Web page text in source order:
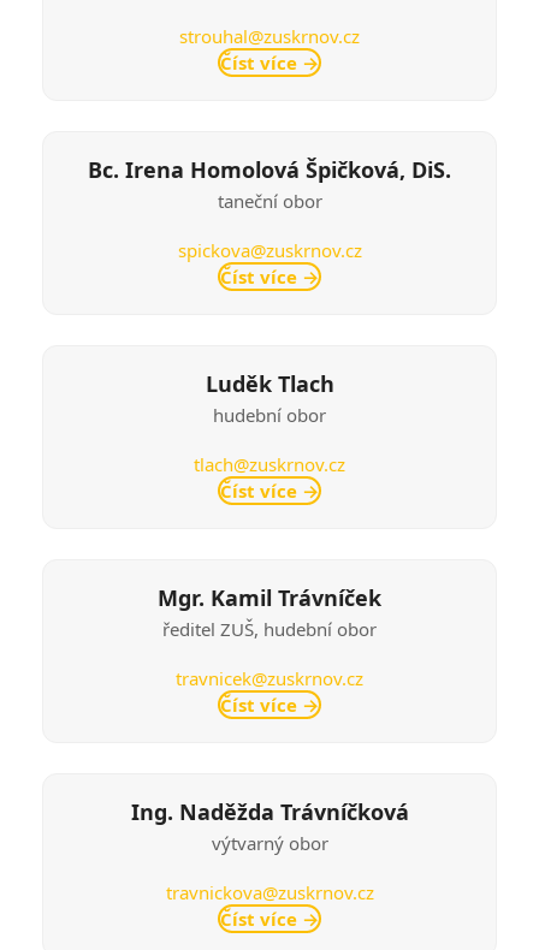
strouhal@zuskrnov.cz
Číst více →
Bc. Irena Homolová Špičková, DiS.
taneční obor
spickova@zuskrnov.cz
Číst více →
Luděk Tlach
hudební obor
tlach@zuskrnov.cz
Číst více →
Mgr. Kamil Trávníček
ředitel ZUŠ, hudební obor
travnicek@zuskrnov.cz
Číst více →
Ing. Naděžda Trávníčková
výtvarný obor
travnickova@zuskrnov.cz
Číst více →